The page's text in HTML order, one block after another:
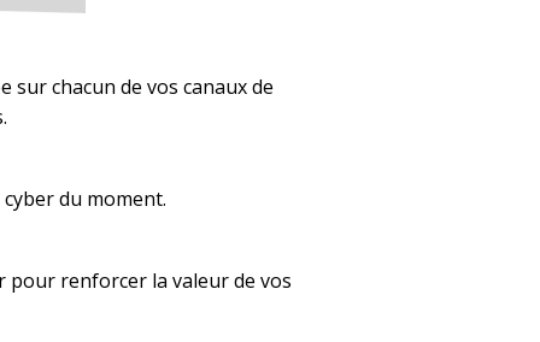
chacun de vos canaux de
du moment.
pour renforcer la valeur de vos